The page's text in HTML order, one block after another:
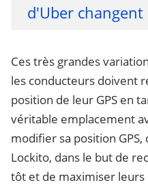
d'Uber changent
Ces très grandes
les conducteurs doivent
position de leur GPS en
véritable emplacement
modifier sa position
Lockito, dans le but de
tôt et de maximiser leurs